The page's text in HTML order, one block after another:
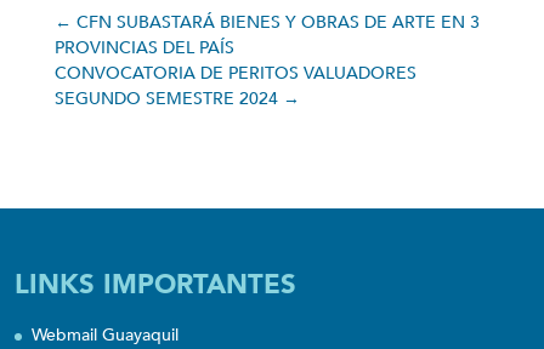
← CFN SUBASTARÁ BIENES Y OBRAS DE ARTE EN 3
PROVINCIAS DEL PAÍS
CONVOCATORIA DE PERITOS VALUADORES
SEGUNDO SEMESTRE 2024→
LINKS IMPORTANTES
Webmail Guayaquil